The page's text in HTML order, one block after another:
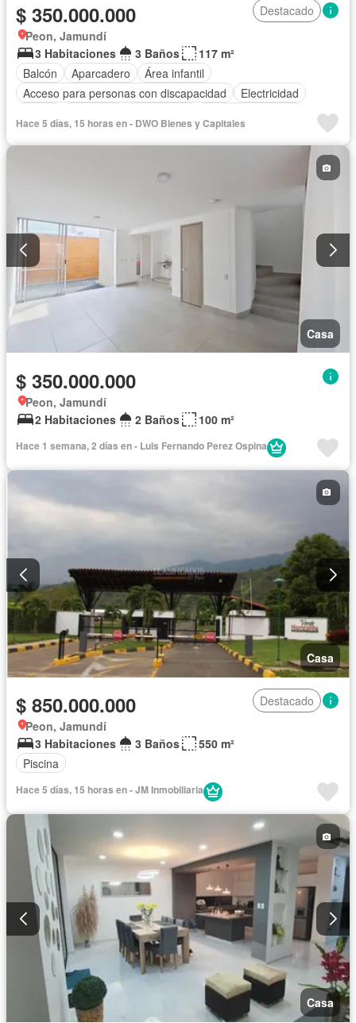
$ 350.000.000
Destacado
Peon, Jamundí
3 Habitaciones
3 Baños
117 m²
Balcón
Aparcadero
Área infantil
Acceso para personas con discapacidad
Electricidad
Cuarto de servicio
Piscina Agua
Hace 5 días, 15 horas en - DWO Bienes y Capitales
Casa
$ 350.000.000
Peon, Jamundí
2 Habitaciones
2 Baños 100 m²
Hace 1 semana, 2 días en - Luis Fernando Perez Ospina
Casa
$ 850.000.000
Destacado
Peon, Jamundí
3 Habitaciones
3 Baños
550 m²
Piscina
Hace 5 días, 15 horas en - JM Inmobiliaria
Casa